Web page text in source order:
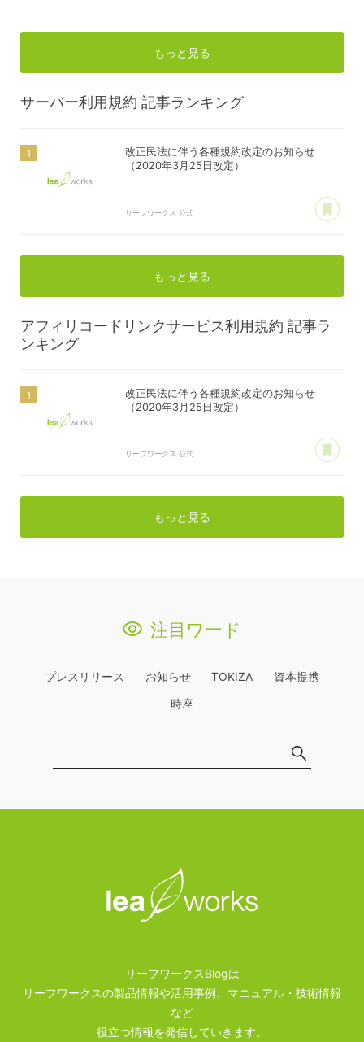
もっと見る
サーバー利用規約 記事ランキング
改正民法に伴う各種規約改定のお知らせ
（2020年3月25日改定）
リーフワークス 公式
もっと見る
アフィリコードリンクサービス利用規約 記事ラ
ンキング
改正民法に伴う各種規約改定のお知らせ
（2020年3月25日改定）
リーフワークス 公式
もっと見る
注目ワード
プレスリリース お知らせ TOKIZA
資本提携
時座
リーフワークスBlogは
リーフワークスの製品情報や活用事例、マニュアル・技術情報
など
役立つ情報を発信していきます。